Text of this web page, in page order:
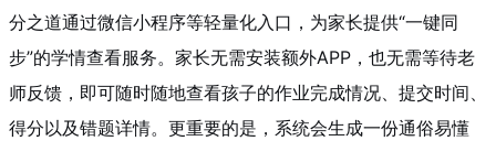
分之道通过微信小程序等轻量化入口，为家长提供“一键同
步”的学情查看服务。家长无需安装额外APP，也无需等待老
师反馈，即可随时随地查看孩子的作业完成情况、提交时间、
得分以及错题详情。更重要的是，系统会生成一份通俗易懂